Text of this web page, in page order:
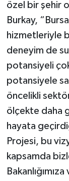
özel bir şehir
Burkay,
hizmetleriyle
deneyim de
potansiyeli
potansiyele
öncelikli
ölçekte daha
hayata
Projesi, bu
kapsamda